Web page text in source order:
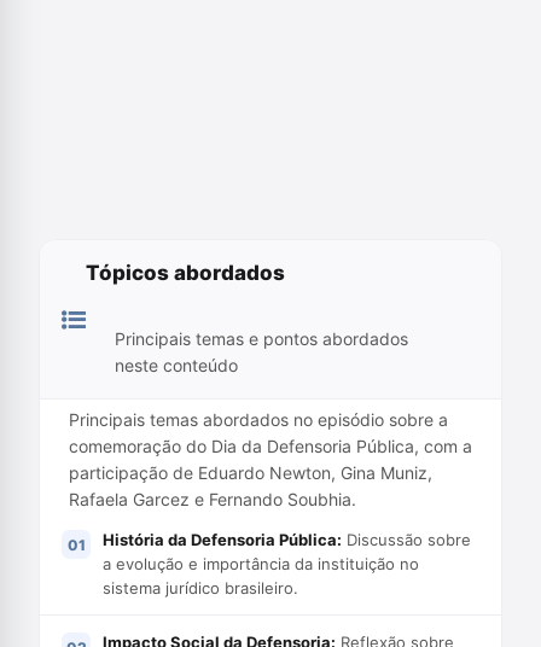
Tópicos abordados
Principais temas e pontos abordados
neste conteúdo
Principais temas abordados no episódio sobre a
comemoração do Dia da Defensoria Pública, com a
participação de Eduardo Newton, Gina Muniz,
Rafaela Garcez e Fernando Soubhia.
História da Defensoria Pública: Discussão sobre
a evolução e importância da instituição no
sistema jurídico brasileiro.
Impacto Social da Defensoria: Reflexão sobre